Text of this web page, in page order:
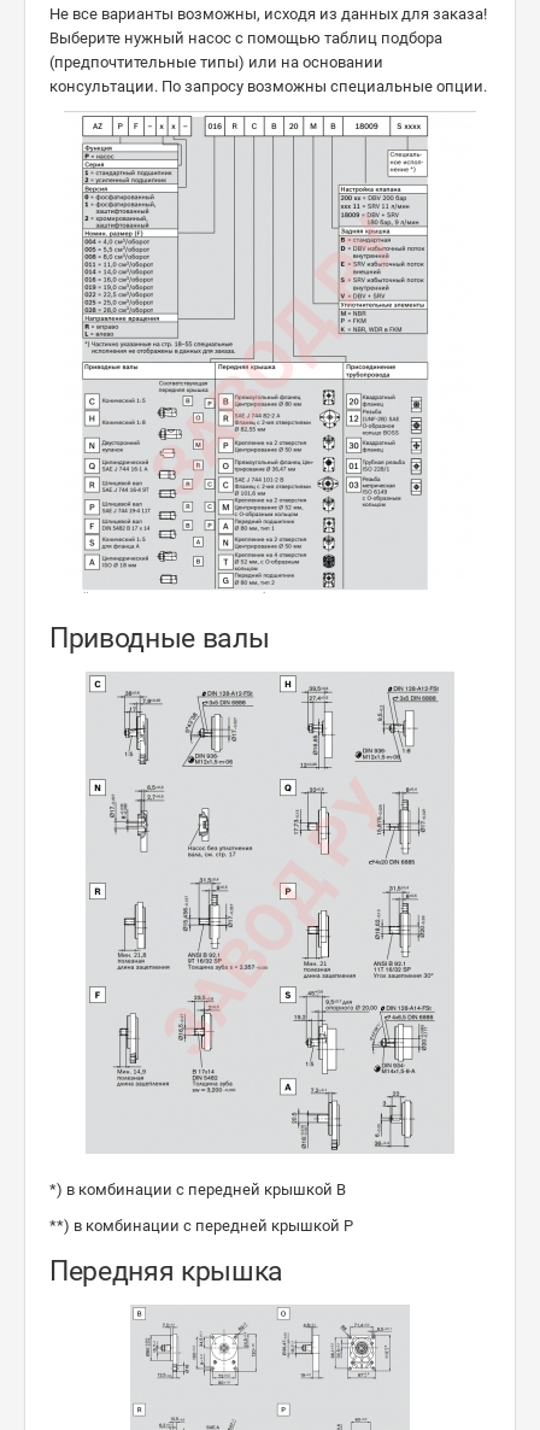
Не все варианты возможны, исходя из данных для заказа!
Выберите нужный насос с помощью таблиц подбора
(предпочтительные типы) или на основании
консультации. По запросу возможны специальные опции.
Приводные валы
*) в комбинации с передней крышкой B
**) в комбинации с передней крышкой P
Передняя крышка